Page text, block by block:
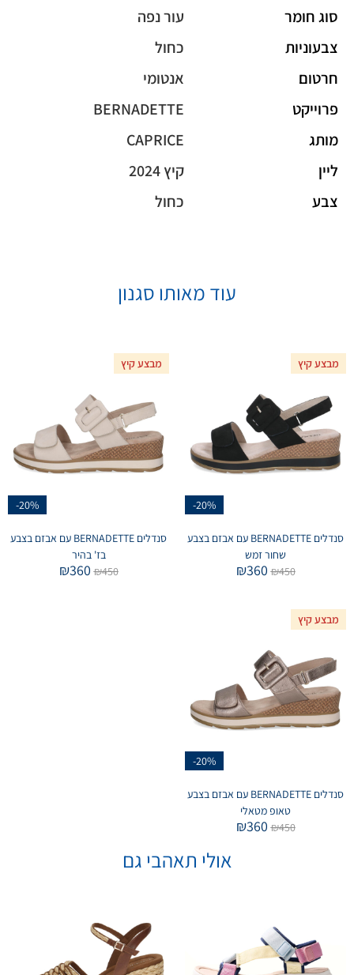
סוג חומר
עור נפה
צבעוניות
כחול
חרטום
אנטומי
פרוייקט
BERNADETTE
מותג
CAPRICE
ליין
קיץ 2024
צבע
כחול
עוד מאותו סגנון
מבצע קיץ
-20%
סנדלים BERNADETTE עם אבזם בצבע
שחור זמש
₪450
₪360
מבצע קיץ
-20%
סנדלים BERNADETTE עם אבזם בצבע
בז' בהיר
₪450
₪360
מבצע קיץ
-20%
סנדלים BERNADETTE עם אבזם בצבע
טאופ מטאלי
₪450
₪360
אולי תאהבי גם